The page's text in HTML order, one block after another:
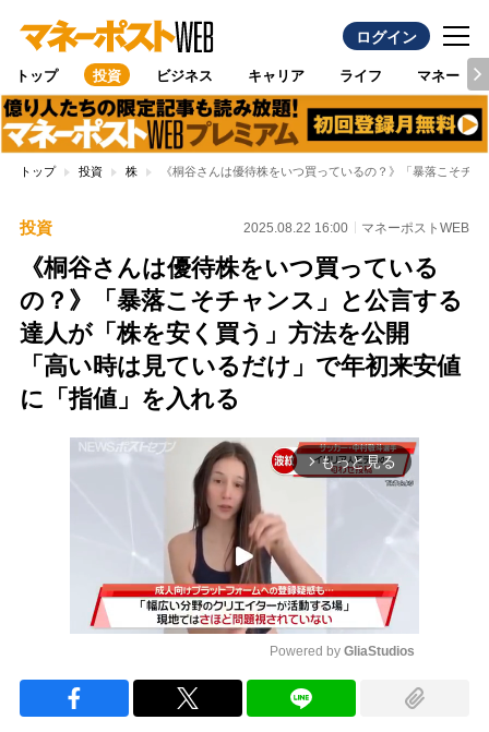
ログイン
トップ 投資 ビジネス キャリア ライフ マネー
トップ 投資 株 《桐谷さんは優待株をいつ買っているの？》「暴落こそ
投資 2025.08.22 16:00 マネーポストWEB
《桐谷さんは優待株をいつ買っている
の？》「暴落こそチャンス」と公言する
達人が「株を安く買う」方法を公開
「高い時は見ているだけ」で年初来安値
に「指値」を入れる
arrow_forward_ios もっと見る
Powered by GliaStudios